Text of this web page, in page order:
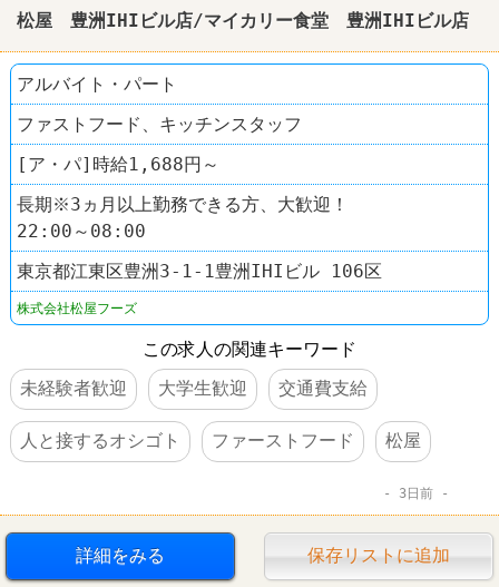
松屋 豊洲IHIビル店/マイカリー食堂 豊洲IHIビル店
アルバイト・パート
ファストフード、キッチンスタッフ
[ア・パ]時給1,688円～
長期※3ヵ月以上勤務できる方、大歓迎！
22:00～08:00
東京都江東区豊洲3-1-1豊洲IHIビル 106区
株式会社松屋フーズ
この求人の関連キーワード
未経験者歓迎
大学生歓迎 交通費支給
人と接するオシゴト ファーストフード 松屋
3日前
詳細をみる 保存リストに追加